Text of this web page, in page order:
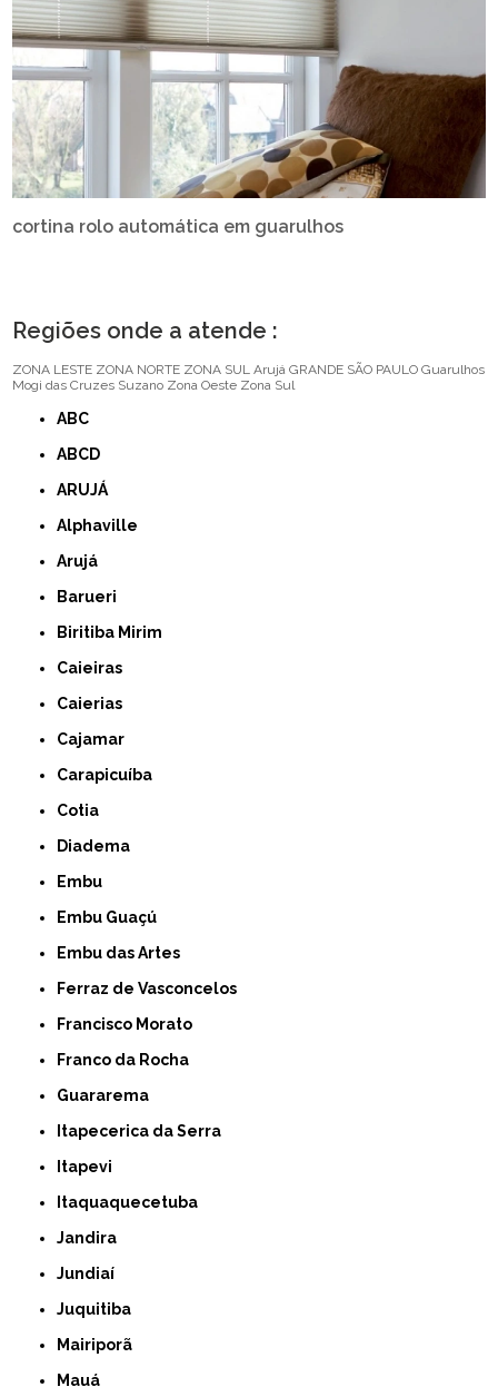
cortina rolo automática em guarulhos
Regiões onde a atende :
ZONA LESTE ZONA NORTE ZONA SUL Arujá GRANDE SÃO PAULO Guarulhos
Mogi das Cruzes Suzano Zona Oeste Zona Sul
ABC
ABCD
ARUJÁ
Alphaville
Arujá
Barueri
Biritiba Mirim
Caieiras
Caierias
Cajamar
Carapicuíba
Cotia
Diadema
Embu
Embu Guaçú
Embu das Artes
Ferraz de Vasconcelos
Francisco Morato
Franco da Rocha
Guararema
Itapecerica da Serra
Itapevi
Itaquaquecetuba
Jandira
Jundiaí
Juquitiba
Mairiporã
Mauá